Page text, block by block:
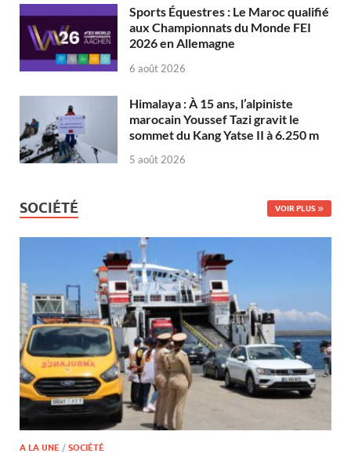
Sports Équestres : Le Maroc qualifié
aux Championnats du Monde FEI
2026 en Allemagne
6 août 2026
Himalaya : À 15 ans, l’alpiniste
marocain Youssef Tazi gravit le
sommet du Kang Yatse II à 6.250 m
5 août 2026
SOCIÉTÉ VOIR PLUS
A LA UNE / SOCIÉTÉ